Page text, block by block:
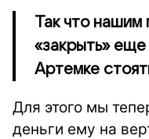
Так что
«закрыть»
Артемке
Для этого мы
деньги ему на